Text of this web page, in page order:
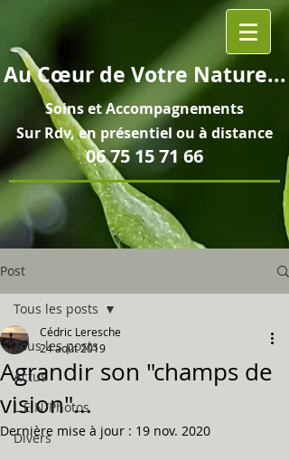
AuCœurde Votre Nature...
Soins etAccompagnements
Sur Rdv, en présentiel ou à distance
06 75 15 71 66
Post
Tous les posts
Actus
L.E.N/Photos
Divers
Tous les posts
Agrandir son "champs de
vision"...
Cédric Leresche
24 août 2019
Dernière mise à jour : 19 nov. 2020